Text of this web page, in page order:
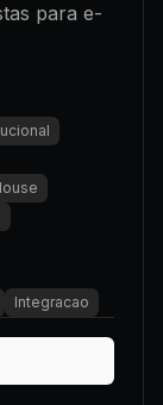
para e-
Integracao